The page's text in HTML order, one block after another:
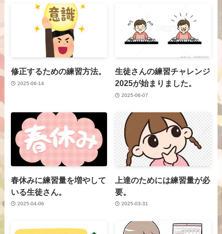
修正するための練習方法。
2025-06-14
生徒さんの練習チャレンジ
2025が始まりました。
2025-06-07
春休みに練習量を増やして
いる生徒さん。
2025-04-06
上達のためには練習量が必
要。
2025-03-31